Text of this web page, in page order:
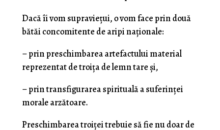
Dacă îi vom supravieţui, o vom face prin două
bătăi concomitente de aripi naţionale:
– prin preschimbarea artefactului material
reprezentat de troiţa de lemn tare şi,
– prin transfigurarea spirituală a suferinţei
morale arzătoare.
Preschimbarea troiţei trebuie să fie nu doar de